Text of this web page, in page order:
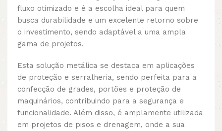
fluxo otimizado e é a escolha ideal para quem
busca durabilidade e um excelente retorno sobre
o investimento, sendo adaptável a uma ampla
gama de projetos.
Esta solução metálica se destaca em aplicações
de proteção e serralheria, sendo perfeita para a
confecção de grades, portões e proteção de
maquinários, contribuindo para a segurança e
funcionalidade. Além disso, é amplamente utilizada
em projetos de pisos e drenagem, onde a sua